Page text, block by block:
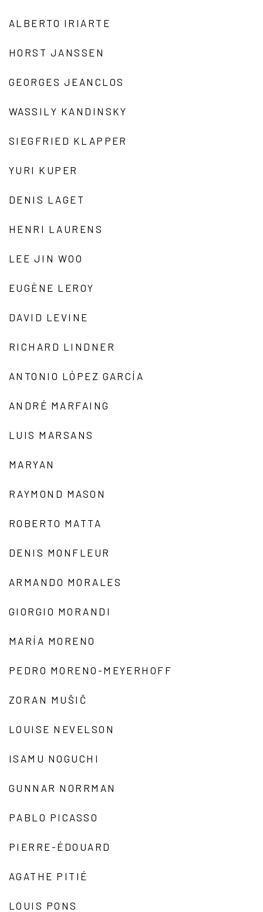
ALBERTO IRIARTE
HORST JANSSEN
GEORGES JEANCLOS
WASSILY KANDINSKY
SIEGFRIED KLAPPER
YURI KUPER
DENIS LAGET
HENRI LAURENS
LEE JIN WOO
EUGÈNE LEROY
DAVID LEVINE
RICHARD LINDNER
ANTONIO LÓPEZ GARCÍA
ANDRÉ MARFAING
LUIS MARSANS
MARYAN
RAYMOND MASON
ROBERTO MATTA
DENIS MONFLEUR
ARMANDO MORALES
GIORGIO MORANDI
MARÍA MORENO
PEDRO MORENO-MEYERHOFF
ZORAN MUŠIČ
LOUISE NEVELSON
ISAMU NOGUCHI
GUNNAR NORRMAN
PABLO PICASSO
PIERRE-ÉDOUARD
AGATHE PITIÉ
LOUIS PONS